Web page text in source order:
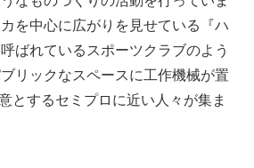
を中心に広がりを見せている『ハ
ばれているスポーツクラブのよう
リックなスペースに工作機械が置
とするセミプロに近い人々が集ま